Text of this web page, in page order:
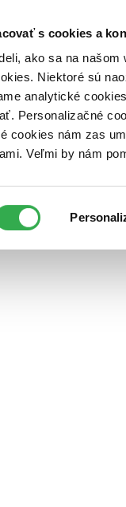
s cookies a
ako sa na
Niektoré sú
analytické
Personalizačné
cookies nám zas
Veľmi by nám
Kontakt